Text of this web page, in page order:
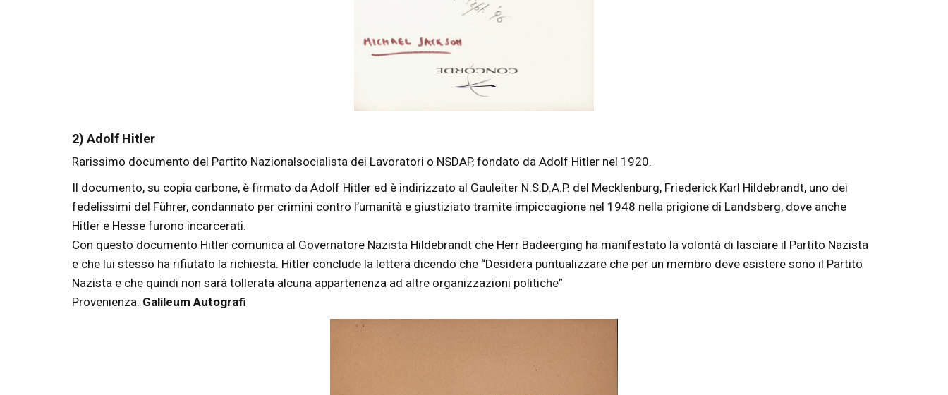
2) Adolf Hitler
Rarissimo documento del Partito Nazionalsocialista dei Lavoratori o NSDAP, fondato da Adolf Hitler nel 1920.
Il documento, su copia carbone, è firmato da Adolf Hitler ed è indirizzato al Gauleiter N.S.D.A.P. del Mecklenburg, Friederick Karl Hildebrandt, uno dei
fedelissimi del Führer, condannato per crimini contro l’umanità e giustiziato tramite impiccagione nel 1948 nella prigione di Landsberg, dove anche
Hitler e Hesse furono incarcerati.
Con questo documento Hitler comunica al Governatore Nazista Hildebrandt che Herr Badeerging ha manifestato la volontà di lasciare il Partito Nazista
e che lui stesso ha rifiutato la richiesta. Hitler conclude la lettera dicendo che “Desidera puntualizzare che per un membro deve esistere sono il Partito
Nazista e che quindi non sarà tollerata alcuna appartenenza ad altre organizzazioni politiche”
Provenienza: Galileum Autografi